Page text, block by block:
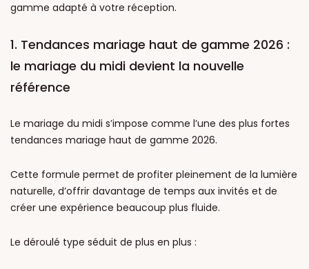
gamme adapté à votre réception.
1. Tendances mariage haut de gamme 2026 :
le mariage du midi devient la nouvelle
référence
Le mariage du midi s’impose comme l’une des plus fortes
tendances mariage haut de gamme 2026.
Cette formule permet de profiter pleinement de la lumière
naturelle, d’offrir davantage de temps aux invités et de
créer une expérience beaucoup plus fluide.
Le déroulé type séduit de plus en plus :